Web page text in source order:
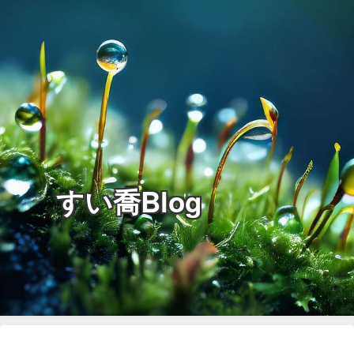
すい喬Blog